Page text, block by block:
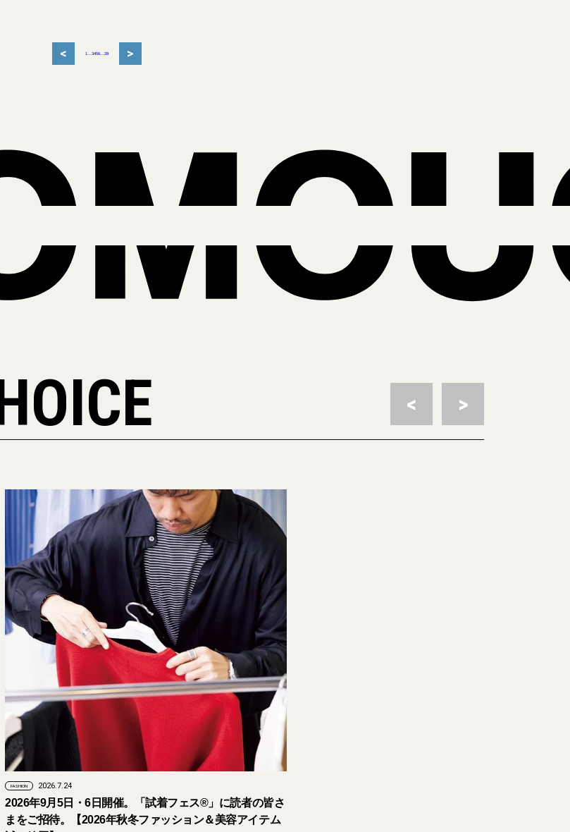
< 1 3456... 28 >
FASHION 2026.7.24
2026年9月5日・6日開催。「試着フェス®︎」に読者の皆さ
まをご招待。【2026年秋冬ファッション＆美容アイテム